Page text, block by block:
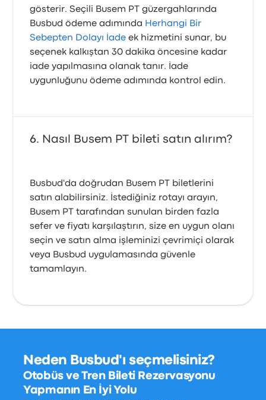
gösterir. Seçili Busem PT güzergahlarında
Busbud ödeme adımında Herhangi Bir
Sebepten Dolayı İade ek hizmetini sunar, bu
seçenek kalkıştan 30 dakika öncesine kadar
iade yapılmasına olanak tanır. İade
uygunluğunu ödeme adımında kontrol edin.
Nasıl Busem PT bileti satın alırım?
Busbud'da doğrudan Busem PT biletlerini
satın alabilirsiniz. İstediğiniz rotayı arayın,
Busem PT tarafından sunulan birden fazla
sefer ve fiyatı karşılaştırın, size en uygun olanı
seçin ve satın alma işleminizi çevrimiçi olarak
veya Busbud uygulamasında güvenle
tamamlayın.
Neden Busbud'ı seçmelisiniz?
Otobüs ve Tren Bileti Rezervasyonu
Yapmanın En İyi Yolu